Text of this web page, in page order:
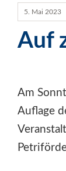
5. Mai 2023
Auf
Am
Auflage